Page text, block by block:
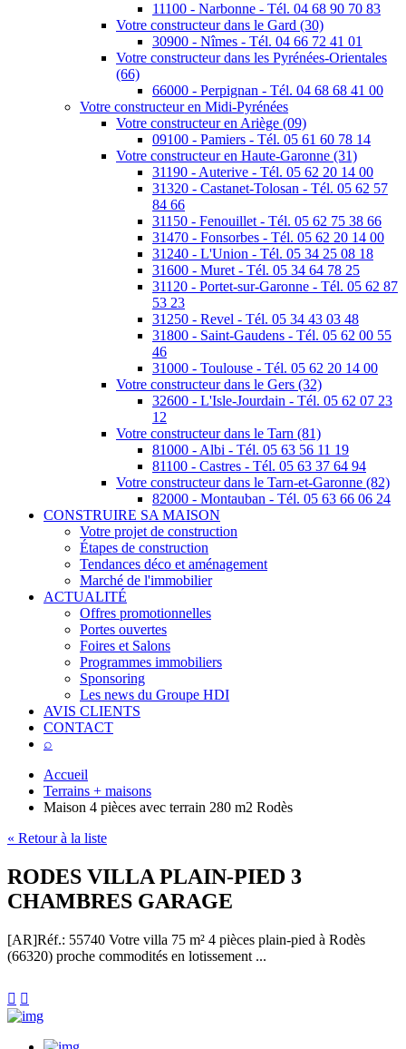
11100 - Narbonne - Tél. 04 68 90 70 83
Votre constructeur dans le Gard (30)
30900 - Nîmes - Tél. 04 66 72 41 01
Votre constructeur dans les Pyrénées-Orientales
(66)
66000 - Perpignan - Tél. 04 68 68 41 00
Votre constructeur en Midi-Pyrénées
Votre constructeur en Ariège (09)
09100 - Pamiers - Tél. 05 61 60 78 14
Votre constructeur en Haute-Garonne (31)
31190 - Auterive - Tél. 05 62 20 14 00
31320 - Castanet-Tolosan - Tél. 05 62 57
84 66
31150 - Fenouillet - Tél. 05 62 75 38 66
31470 - Fonsorbes - Tél. 05 62 20 14 00
31240 - L'Union - Tél. 05 34 25 08 18
31600 - Muret - Tél. 05 34 64 78 25
31120 - Portet-sur-Garonne - Tél. 05 62 87
53 23
31250 - Revel - Tél. 05 34 43 03 48
31800 - Saint-Gaudens - Tél. 05 62 00 55
46
31000 - Toulouse - Tél. 05 62 20 14 00
Votre constructeur dans le Gers (32)
32600 - L'Isle-Jourdain - Tél. 05 62 07 23
12
Votre constructeur dans le Tarn (81)
81000 - Albi - Tél. 05 63 56 11 19
81100 - Castres - Tél. 05 63 37 64 94
Votre constructeur dans le Tarn-et-Garonne (82)
82000 - Montauban - Tél. 05 63 66 06 24
CONSTRUIRE SA MAISON
Votre projet de construction
Étapes de construction
Tendances déco et aménagement
Marché de l'immobilier
ACTUALITÉ
Offres promotionnelles
Portes ouvertes
Foires et Salons
Programmes immobiliers
Sponsoring
Les news du Groupe HDI
AVIS CLIENTS
CONTACT
⌕
Accueil
Terrains + maisons
Maison 4 pièces avec terrain 280 m2 Rodès
« Retour à la liste
RODES VILLA PLAIN-PIED 3
CHAMBRES GARAGE
[AR]Réf.: 55740 Votre villa 75 m² 4 pièces plain-pied à Rodès
(66320) proche commodités en lotissement ...
 